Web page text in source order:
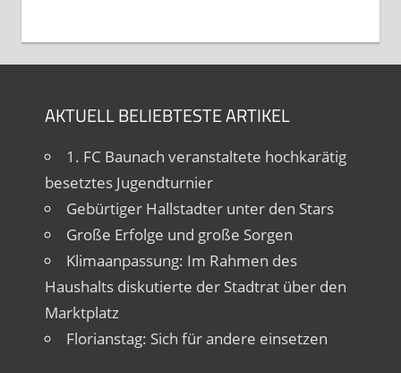
AKTUELL BELIEBTESTE ARTIKEL
1. FC Baunach veranstaltete hochkarätig
besetztes Jugendturnier
Gebürtiger Hallstadter unter den Stars
Große Erfolge und große Sorgen
Klimaanpassung: Im Rahmen des
Haushalts diskutierte der Stadtrat über den
Marktplatz
Florianstag: Sich für andere einsetzen